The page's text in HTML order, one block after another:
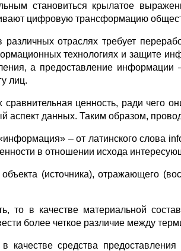
становиться крылатое
цифровую трансформацию
отраслях требует
технологиях и защите
а предоставление
лиц.
ценность, ради чего
данных. Таким образом,
– от латинского слова
в отношении исхода
(источника), отражающего
то в качестве материальной
более четкое различие между
средства